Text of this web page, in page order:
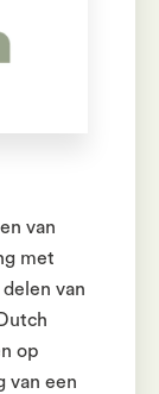
van
met
van
op
van een